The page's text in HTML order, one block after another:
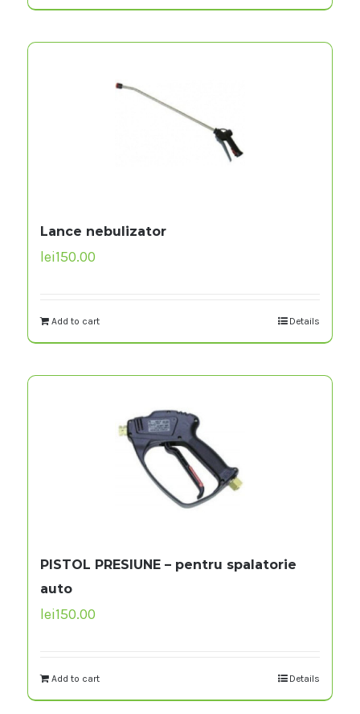
Lance nebulizator
lei150.00
Add to cart Details
PISTOL PRESIUNE – pentru spalatorie
auto
lei150.00
Add to cart Details